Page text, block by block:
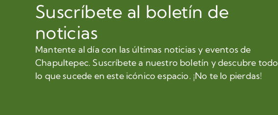
Suscríbete al boletín de
noticias
Mantente al día con las últimas noticias y eventos de
Chapultepec. Suscríbete a nuestro boletín y descubre todo
lo que sucede en este icónico espacio. ¡No te lo pierdas!